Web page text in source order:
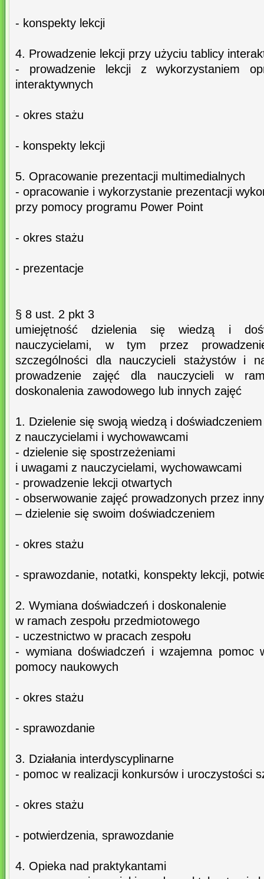
- konspekty lekcji
4. Prowadzenie lekcji przy użyciu tablicy
- prowadzenie lekcji z wykorzystaniem
interaktywnych
- okres stażu
- konspekty lekcji
5. Opracowanie prezentacji multimedialnych
- opracowanie i wykorzystanie prezentacji
przy pomocy programu Power Point
- okres stażu
- prezentacje
§ 8 ust. 2 pkt 3
umiejętność dzielenia się wiedzą i
nauczycielami, w tym przez
szczególności dla nauczycieli stażystów i
prowadzenie zajęć dla nauczycieli w
doskonalenia zawodowego lub innych zajęć
1. Dzielenie się swoją wiedzą i doświadczeniem
z nauczycielami i wychowawcami
- dzielenie się spostrzeżeniami
i uwagami z nauczycielami, wychowawcami
- prowadzenie lekcji otwartych
- obserwowanie zajęć prowadzonych przez
– dzielenie się swoim doświadczeniem
- okres stażu
- sprawozdanie, notatki, konspekty lekcji,
2. Wymiana doświadczeń i doskonalenie
w ramach zespołu przedmiotowego
- uczestnictwo w pracach zespołu
- wymiana doświadczeń i wzajemna pomoc
pomocy naukowych
- okres stażu
- sprawozdanie
3. Działania interdyscyplinarne
- pomoc w realizacji konkursów i uroczystości
- okres stażu
- potwierdzenia, sprawozdanie
4. Opieka nad praktykantami